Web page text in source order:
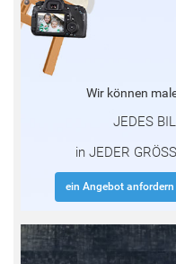
Wir können
JEDES
in JEDER
ein Angebot anfordern